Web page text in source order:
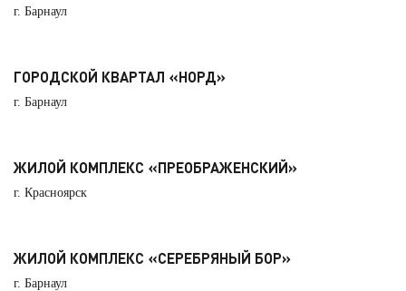
г. Барнаул
ГОРОДСКОЙ КВАРТАЛ «НОРД»
г. Барнаул
ЖИЛОЙ КОМПЛЕКС «ПРЕОБРАЖЕНСКИЙ»
г. Красноярск
ЖИЛОЙ КОМПЛЕКС «СЕРЕБРЯНЫЙ БОР»
г. Барнаул